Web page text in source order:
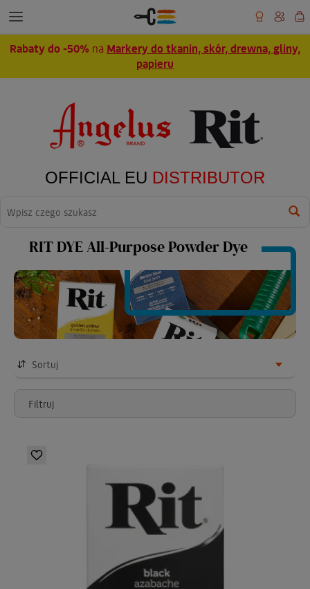
Rabaty do -50% na Markery do tkanin, skór, drewna, gliny,
papieru
OFFICIAL EU DISTRIBUTOR
RIT DYE All-Purpose Powder Dye
Sortuj
Filtruj